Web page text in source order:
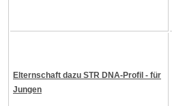
Elternschaft dazu STR DNA-Profil - für
Jungen